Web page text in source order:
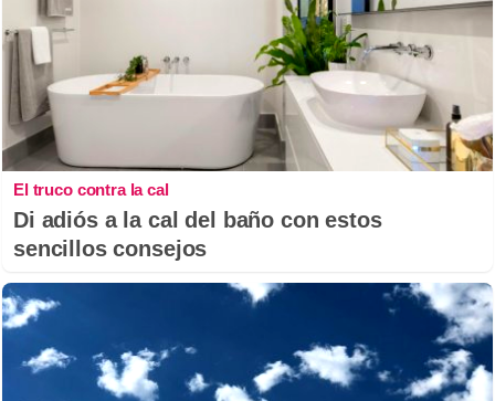
El truco contra la cal
Di adiós a la cal del baño con estos
sencillos consejos